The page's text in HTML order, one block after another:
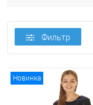
Фильтр
Новинка